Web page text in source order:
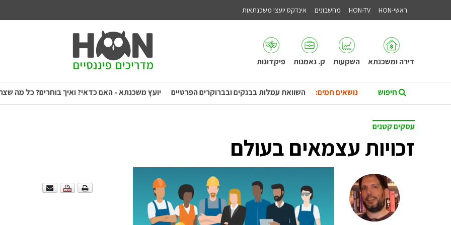
ראשי-HON HON-TV מחשבונים אינדקס יועצי משכנתאות
דירה ומשכנתא השקעות ק. נאמנות פיקדונות
נושאים חמים: השוואת עמלות בבנקים ובברוקרים הפרטיים יועץ משכנתא - האם כדאי? ואיך בוחרים? כל מה
עסקים קטנים
זכויות עצמאים בעולם